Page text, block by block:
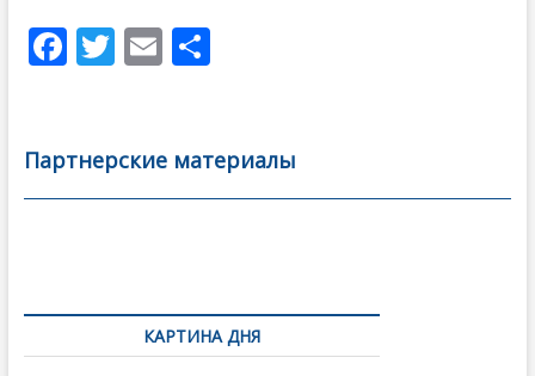
F
b
o
T
er
E
l
О
а
в
Партнерские материалы
по
записямКАРТИНА ДНЯ